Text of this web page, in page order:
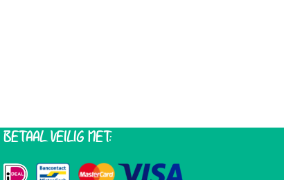
BETAAL VEILIG MET: